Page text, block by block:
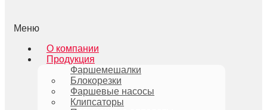
Меню
О компании
Продукция
Фаршемешалки
Блокорезки
Фаршевые насосы
Клипсаторы